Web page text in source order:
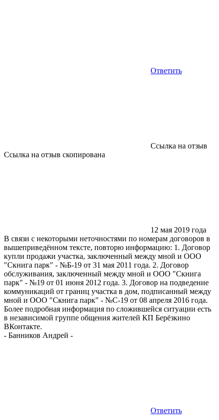
Ответить
Ссылка на отзыв
Ссылка на отзыв скопирована
12 мая 2019 года
В связи с некоторыми неточностями по номерам договоров в
вышеприведённом тексте, повторю информацию: 1. Договор
купли продажи участка, заключенный между мной и ООО
"Скнига парк" - №Б-19 от 31 мая 2011 года. 2. Договор
обслуживания, заключенный между мной и ООО "Скнига
парк" - №19 от 01 июня 2012 года. 3. Договор на подведение
коммуникаций от границ участка в дом, подписанный между
мной и ООО "Скнига парк" - №С-19 от 08 апреля 2016 года.
Более подробная информация по сложившейся ситуации есть
в независимой группе общения жителей КП Берёзкино
ВКонтакте.
- Банников Андрей -
Ответить